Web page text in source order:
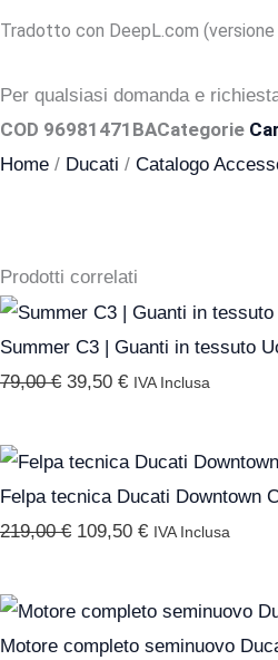
Tradotto con DeepL.com
Per qualsiasi domanda e
COD 96981471BACategorie
Home / Ducati / Catalogo
Prodotti correlati
Summer C3 | Guanti in tessuto
79,00€
Il
prezzo
originale
39,50 €
Il
prezzo
attuale
IVA Inclusa
Felpa tecnica Ducati Downtown
219,00€
Il
prezzo
originale
109,50 €
Il
prezzo
attuale
IVA Inclusa
Motore completo seminuovo